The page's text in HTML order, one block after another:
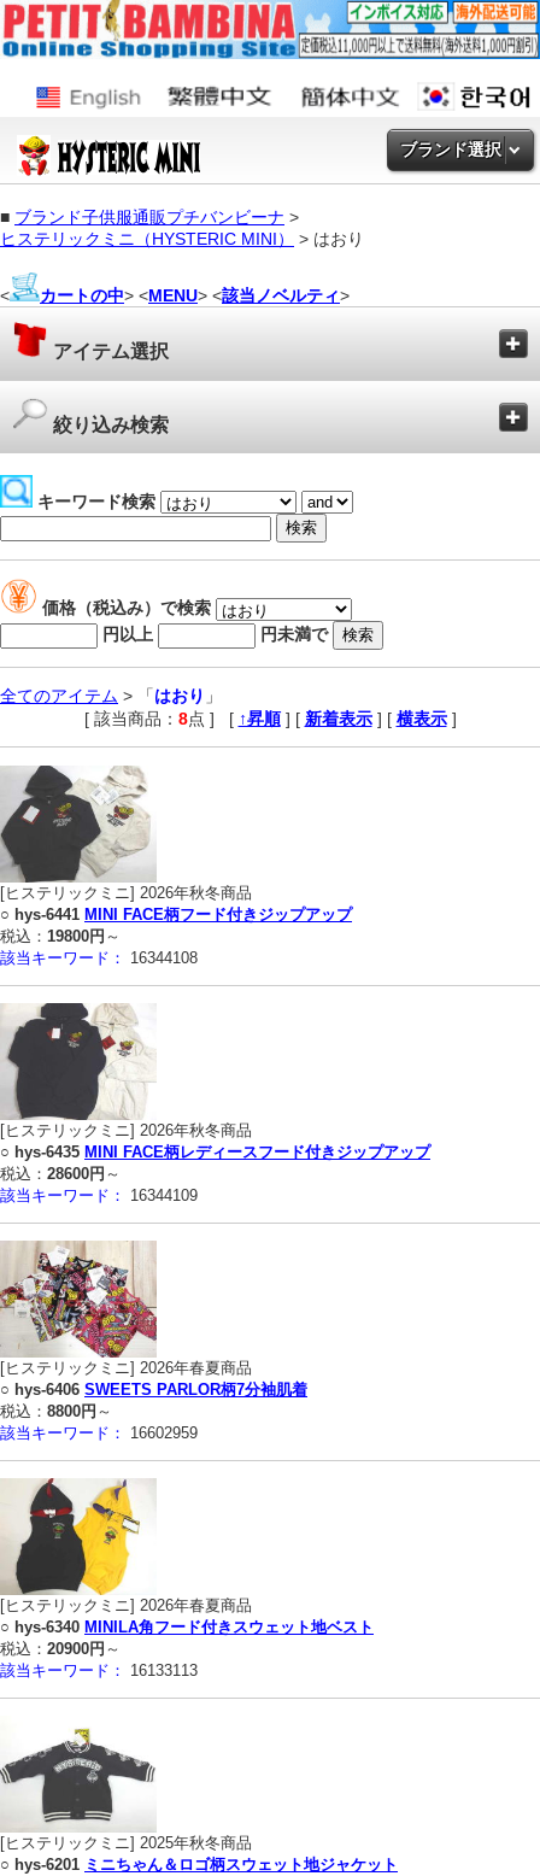
ブランド選択
■ ブランド子供服通販プチバンビーナ >
ヒステリックミニ（HYSTERIC MINI）
> はおり
< カートの中> <MENU> <該当ノベルティ>
アイテム選択
絞り込み検索
キーワード検索
価格（税込み）で検索
円以上
円未満で
全てのアイテム > 「はおり 」
[ 該当商品： 8点 ] [ ↑昇順 ] [ 新着表示 ] [ 横表示 ]
[ヒステリックミニ] 2026年秋冬商品
○ hys-6441 MINI FACE柄フード付きジップアップ
税込： 19800円 ～
該当キーワード：
16344108
[ヒステリックミニ] 2026年秋冬商品
○ hys-6435 MINI FACE柄レディースフード付きジップアップ
税込： 28600円 ～
該当キーワード：
16344109
[ヒステリックミニ] 2026年春夏商品
○ hys-6406 SWEETS PARLOR柄7分袖肌着
税込： 8800円 ～
該当キーワード：
16602959
[ヒステリックミニ] 2026年春夏商品
○ hys-6340 MINILA角フード付きスウェット地ベスト
税込： 20900円 ～
該当キーワード：
16133113
[ヒステリックミニ] 2025年秋冬商品
○ hys-6201 ミニちゃん＆ロゴ柄スウェット地ジャケット